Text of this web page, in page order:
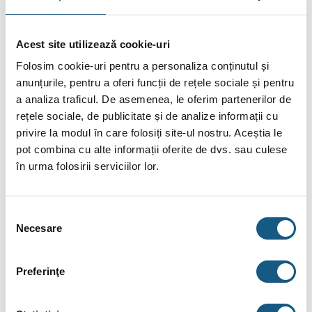
Acest site utilizează cookie-uri
Folosim cookie-uri pentru a personaliza conținutul și
anunțurile, pentru a oferi funcții de rețele sociale și pentru
a analiza traficul. De asemenea, le oferim partenerilor de
rețele sociale, de publicitate și de analize informații cu
privire la modul în care folosiți site-ul nostru. Aceștia le
pot combina cu alte informații oferite de dvs. sau culese
în urma folosirii serviciilor lor.
consimțământului
Necesare
Preferinţe
5Florin Carp- 06/12/2019
Foarte mulțumit. (...)
Citește Mai Mult.
Citește toate recenziile.
BRAND